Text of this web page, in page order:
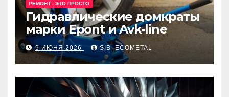
РЕМОНТ - ЭТО ПРОСТО
Гидравлические домкраты
марки Epont и Avk-line
9 ИЮНЯ 2026 SIB_ECOMETAL